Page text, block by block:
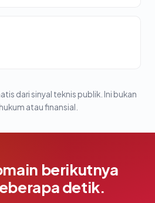
dari sinyal teknis publik. Ini bukan
atau finansial.
berikutnya
detik.